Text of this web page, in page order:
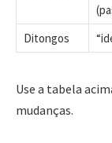
Ditongos
Use a tabela
mudanças.